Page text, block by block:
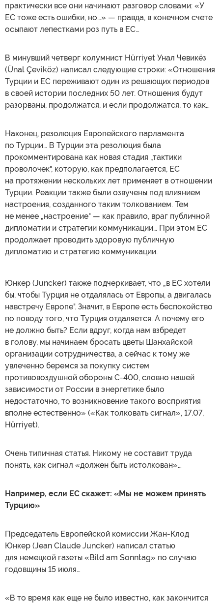
практически все они начинают разговор словами: «У
ЕС тоже есть ошибки, но…» — правда, в конечном счете
осыпают лепестками роз путь в ЕС…
В минувший четверг колумнист Hürriyet Унал Чевикёз
(Ünal Çeviköz) написал следующие строки: «Отношения
Турции и ЕС переживают один из решающих периодов
в своей истории последних 50 лет. Отношения будут
разорваны, продолжатся, и если продолжатся, то как…
Наконец, резолюция Европейского парламента
по Турции… В Турции эта резолюция была
прокомментирована как новая стадия „тактики
проволочек", которую, как предполагается, ЕС
на протяжении нескольких лет применяет в отношении
Турции. Реакции также были озвучены под влиянием
настроения, созданного таким толкованием. Тем
не менее „настроение" — как правило, враг публичной
дипломатии и стратегии коммуникации… При этом ЕС
продолжает проводить здоровую публичную
дипломатию и стратегию коммуникации.
Юнкер (Juncker) также подчеркивает, что „в ЕС хотели
бы, чтобы Турция не отдалялась от Европы, а двигалась
навстречу Европе". Значит, в Европе есть беспокойство
по поводу того, что Турция отдаляется. А почему его
не должно быть? Если вдруг, когда нам взбредет
в голову, мы начинаем бросать цветы Шанхайской
организации сотрудничества, а сейчас к тому же
увлеченно беремся за покупку систем
противовоздушной обороны С-400, словно нашей
зависимости от России в энергетике было
недостаточно, то возникновение такого восприятия
вполне естественно» («Как толковать сигнал», 17.07,
Hürriyet).
Очень типичная статья. Никому не составит труда
понять, как сигнал «должен быть истолкован»…
Например, если ЕС скажет: «Мы не можем принять
Турцию»
Председатель Европейской комиссии Жан-Клод
Юнкер (Jean Claude Juncker) написал статью
для немецкой газеты «Bild am Sonntag» по случаю
годовщины 15 июля…
«В то время как еще не было известно, как закончится